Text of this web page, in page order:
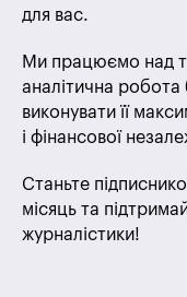
для вас.
Ми працюємо над
аналітична робота
виконувати її
і фінансової
Станьте
місяць та
журналістики!